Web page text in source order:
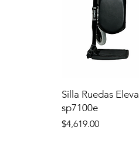
Silla Ruedas
sp7100e
Precio
$4,619.00